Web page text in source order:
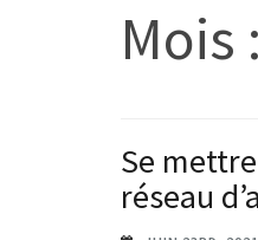
Mois :
Se
réseau